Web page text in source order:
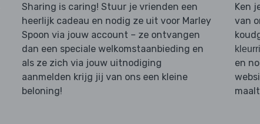
Sharing is caring! Stuur je vrienden een
heerlijk cadeau en nodig ze uit voor Marley
Spoon via jouw account – ze ontvangen
dan een speciale welkomstaanbieding en
als ze zich via jouw uitnodiging
aanmelden krijg jij van ons een kleine
beloning!
Ken
van
en